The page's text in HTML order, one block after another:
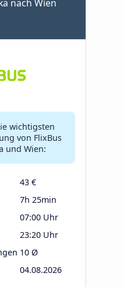
nach Wien
wichtigsten
von FlixBus
und Wien:
43 €
7h 25min
07:00 Uhr
23:20 Uhr
10 Ø
04.08.2026